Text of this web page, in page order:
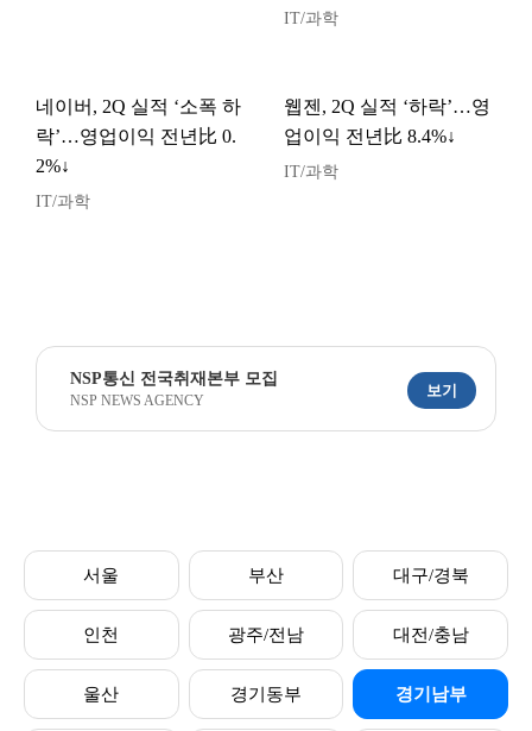
IT/과학
네이버, 2Q 실적 ‘소폭 하
락’…영업이익 전년比 0.
2%↓
IT/과학
웹젠, 2Q 실적 ‘하락’…영
업이익 전년比 8.4%↓
IT/과학
NSP통신 전국취재본부 모집
NSP NEWS AGENCY
보기
서울 부산 대구/경북
인천 광주/전남 대전/충남
울산 경기동부 경기남부